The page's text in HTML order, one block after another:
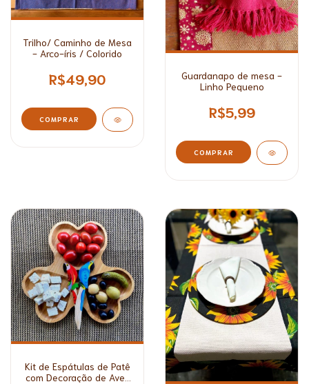
Trilho/ Caminho de Mesa
- Arco-íris / Colorido
R$49,90
Guardanapo de mesa -
Linho Pequeno
R$5,99
COMPRAR
Kit de Espátulas de Patê
com Decoração de Aves